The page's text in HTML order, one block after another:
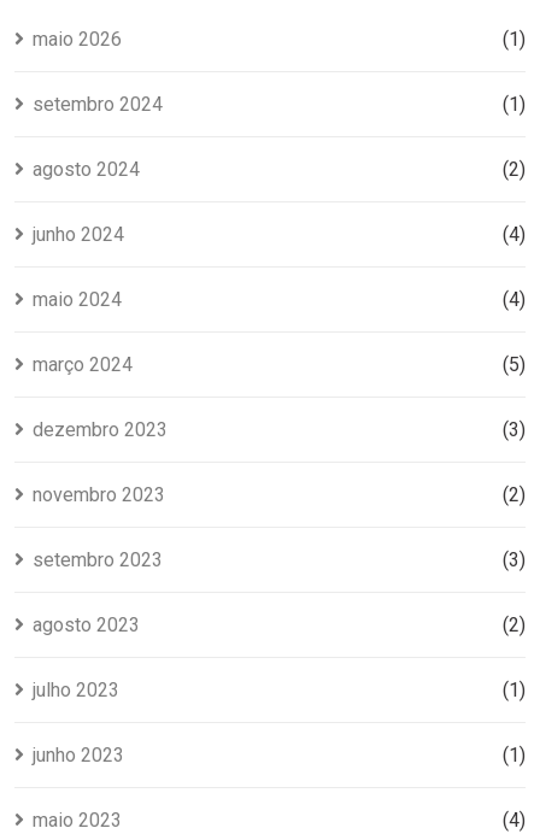
maio 2026 (1)
setembro 2024 (1)
agosto 2024 (2)
junho 2024 (4)
maio 2024 (4)
março 2024 (5)
dezembro 2023 (3)
novembro 2023 (2)
setembro 2023 (3)
agosto 2023 (2)
julho 2023 (1)
junho 2023 (1)
maio 2023 (4)